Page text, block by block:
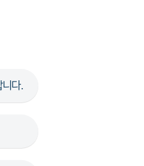
다.